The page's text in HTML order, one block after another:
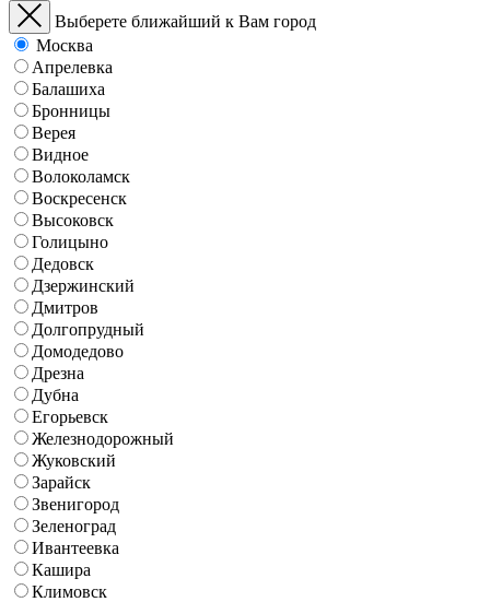
Выберете ближайший к Вам город
Москва
Апрелевка
Балашиха
Бронницы
Верея
Видное
Волоколамск
Воскресенск
Высоковск
Голицыно
Дедовск
Дзержинский
Дмитров
Долгопрудный
Домодедово
Дрезна
Дубна
Егорьевск
Железнодорожный
Жуковский
Зарайск
Звенигород
Зеленоград
Ивантеевка
Кашира
Климовск